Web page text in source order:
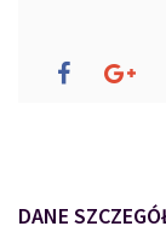
DANE